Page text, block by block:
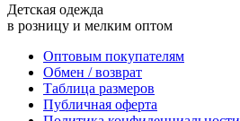
Детская одежда
в розницу и мелким оптом
Оптовым покупателям
Обмен / возврат
Таблица размеров
Публичная оферта